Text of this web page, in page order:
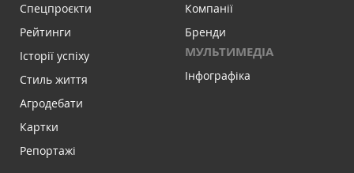
Спецпроєкти
Рейтинги
Історії успіху
Стиль життя
Агродебати
Картки
Репортажі
Компанії
Бренди
МУЛЬТИМЕДІА
Інфографіка